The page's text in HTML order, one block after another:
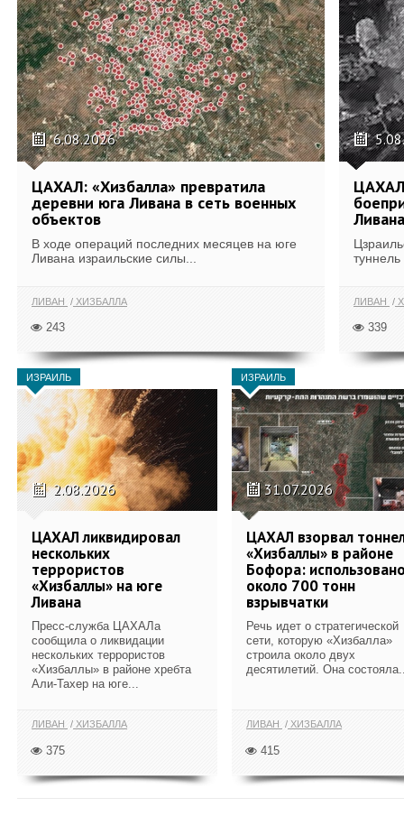
6.08.2026
ЦАХАЛ: «Хизбалла» превратила
деревни юга Ливана в сеть военных
объектов
В ходе операций последних месяцев на юге
Ливана израильские силы...
ЛИВАН ХИЗБАЛЛА
243
ЦАХАЛ
Ливана
ЛИВАН
339
ИЗРАИЛЬ
2.08.2026
ЦАХАЛ ликвидировал
нескольких
террористов
«Хизбаллы» на юге
Ливана
Пресс-служба ЦАХАЛа
сообщила о ликвидации
нескольких террористов
«Хизбаллы» в районе хребта
Али-Тахер на юге...
ЛИВАН ХИЗБАЛЛА
375
ИЗРАИЛЬ
31.07.2026
ЦАХАЛ взорвал
«Хизбаллы» в районе
Бофора:
около 700 тонн
взрывчатки
Речь идет о стратегической
сети, которую «Хизбалла»
строила около двух
десятилетий. Она
ЛИВАН ХИЗБАЛЛА
415